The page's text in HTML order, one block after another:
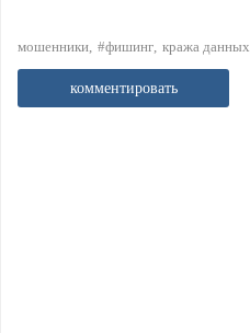
мошенники #фишинг кража данных
комментировать